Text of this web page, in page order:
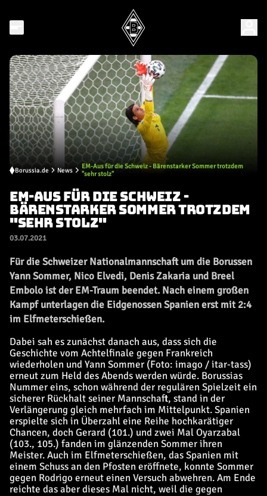
Borussia.de News
EM-Aus für die Schweiz - Bärenstarker Sommer trotzdem
"sehr stolz"
EM-AUS FÜR DIE SCHWEIZ -
BÄRENSTARKER SOMMER TROTZDEM
"SEHR STOLZ"
03.07.2021
Für die Schweizer Nationalmannschaft um die Borussen
Yann Sommer, Nico Elvedi, Denis Zakaria und Breel
Embolo ist der EM-Traum beendet. Nach einem großen
Kampf unterlagen die Eidgenossen Spanien erst mit 2:4
im Elfmeterschießen.
Dabei sah es zunächst danach aus, dass sich die
Geschichte vom Achtelfinale gegen Frankreich
wiederholen und Yann Sommer (Foto: imago / itar-tass)
erneut zum Held des Abends werden würde. Borussias
Nummer eins, schon während der regulären Spielzeit ein
sicherer Rückhalt seiner Mannschaft, stand in der
Verlängerung gleich mehrfach im Mittelpunkt. Spanien
erspielte sich in Überzahl eine Reihe hochkarätiger
Chancen, doch Gerard (101.) und zwei Mal Oyarzabal
(103., 105.) fanden im glänzenden Sommer ihren
Meister. Auch im Elfmeterschießen, das Spanien mit
einem Schuss an den Pfosten eröffnete, konnte Sommer
gegen Rodrigo erneut einen Versuch abwehren. Am Ende
reichte das aber dieses Mal nicht, weil die gegen